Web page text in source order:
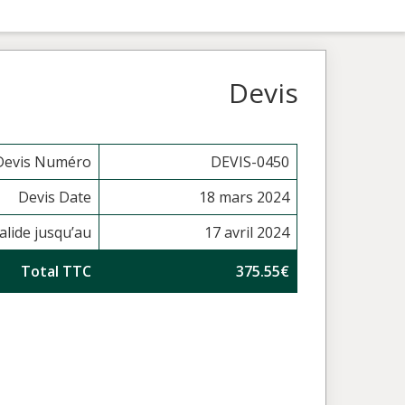
Devis
Numéro
DEVIS-0450
Devis Date
18 mars 2024
jusqu’au
17 avril 2024
Total TTC
375.55€